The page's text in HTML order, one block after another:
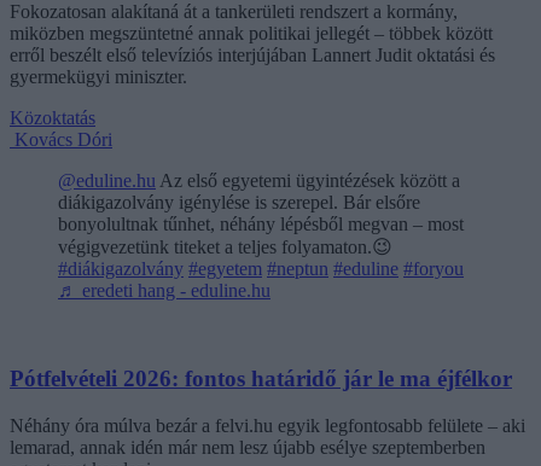
Fokozatosan alakítaná át a tankerületi rendszert a kormány,
miközben megszüntetné annak politikai jellegét – többek között
erről beszélt első televíziós interjújában Lannert Judit oktatási és
gyermekügyi miniszter.
Közoktatás
Kovács Dóri
@eduline.hu Az első egyetemi ügyintézések között a
diákigazolvány igénylése is szerepel. Bár elsőre
bonyolultnak tűnhet, néhány lépésből megvan – most
végigvezetünk titeket a teljes folyamaton.😉
#diákigazolvány #egyetem #neptun #eduline #foryou
♬ eredeti hang - eduline.hu
Pótfelvételi 2026: fontos határidő jár le ma éjfélkor
Néhány óra múlva bezár a felvi.hu egyik legfontosabb felülete – aki
lemarad, annak idén már nem lesz újabb esélye szeptemberben